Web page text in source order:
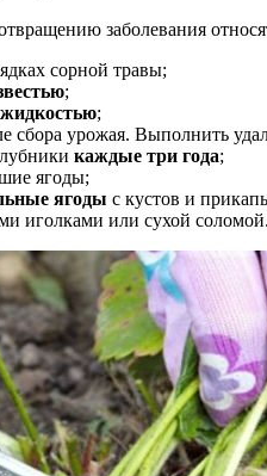
заболевания
сорной травы;
;
жидкостью;
сбора урожая. Выполнить
каждые три года;
ягоды;
ягоды с кустов и
иголками или сухой соломой.